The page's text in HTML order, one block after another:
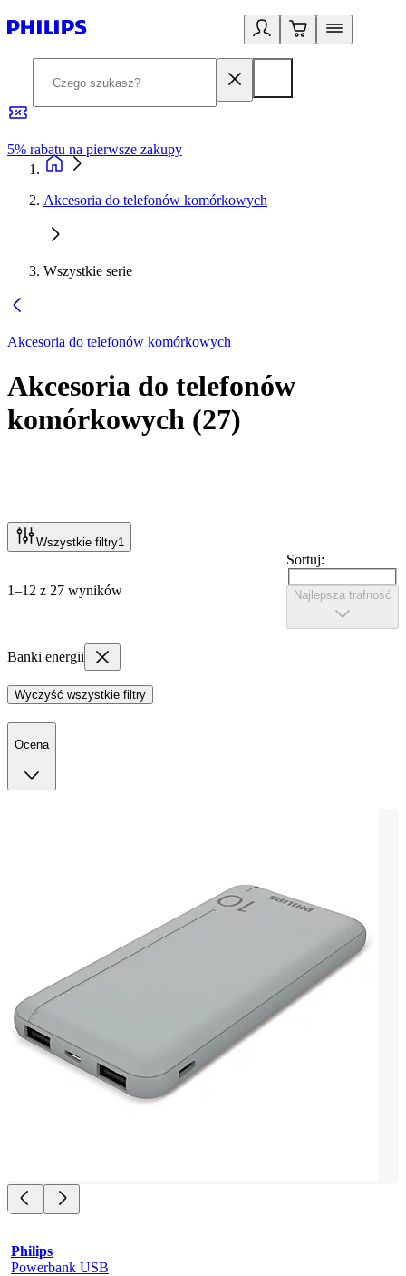
5% rabatu na pierwsze zakupy
Akcesoria do telefonów komórkowych
Wszystkie serie
Akcesoria do telefonów komórkowych
Akcesoria do telefonów
komórkowych (27)
Wszystkie filtry1
1–12 z 27 wyników
Sortuj:
Najlepsza trafność
Banki energii
Wyczyść wszystkie filtry
Ocena
Philips
Powerbank USB